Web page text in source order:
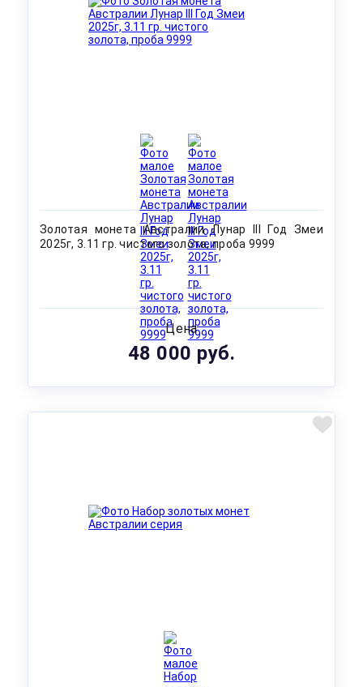
Золотая монета Австралии Лунар III Год Змеи
2025г, 3.11 гр. чистого золота, проба 9999
Цена
48 000 руб.